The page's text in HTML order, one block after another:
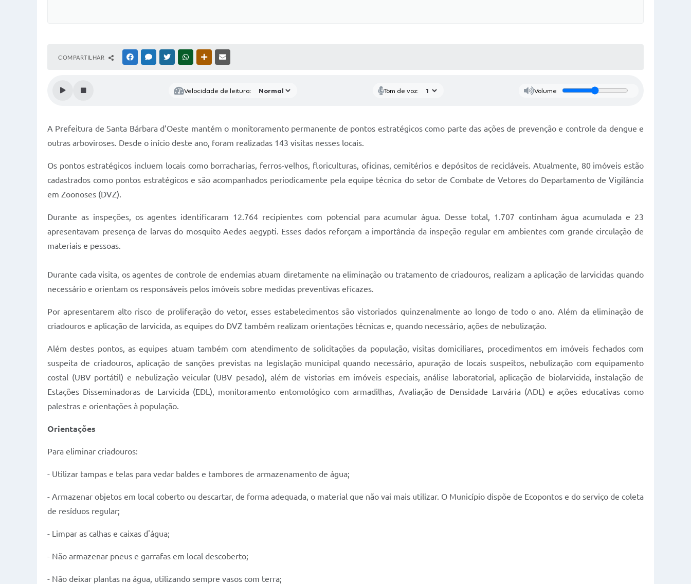
COMPARTILHAR FACEBOOKMESSENGER
TWITTERWHATSAPPOUTRAS MÍDIAS
Velocidade de leitura: Tom de voz: Volume
A Prefeitura de Santa Bárbara d’Oeste mantém o monitoramento permanente de pontos estratégicos como parte das ações de prevenção e controle da dengue e
outras arboviroses. Desde o início deste ano, foram realizadas 143 visitas nesses locais.
Os pontos estratégicos incluem locais como borracharias, ferros-velhos, floriculturas, oficinas, cemitérios e depósitos de recicláveis. Atualmente, 80 imóveis estão
cadastrados como pontos estratégicos e são acompanhados periodicamente pela equipe técnica do setor de Combate de Vetores do Departamento de Vigilância
em Zoonoses (DVZ).
Durante as inspeções, os agentes identificaram 12.764 recipientes com potencial para acumular água. Desse total, 1.707 continham água acumulada e 23
apresentavam presença de larvas do mosquito Aedes aegypti. Esses dados reforçam a importância da inspeção regular em ambientes com grande circulação de
materiais e pessoas.
Durante cada visita, os agentes de controle de endemias atuam diretamente na eliminação ou tratamento de criadouros, realizam a aplicação de larvicidas quando
necessário e orientam os responsáveis pelos imóveis sobre medidas preventivas eficazes.
Por apresentarem alto risco de proliferação do vetor, esses estabelecimentos são vistoriados quinzenalmente ao longo de todo o ano. Além da eliminação de
criadouros e aplicação de larvicida, as equipes do DVZ também realizam orientações técnicas e, quando necessário, ações de nebulização.
Além destes pontos, as equipes atuam também com atendimento de solicitações da população, visitas domiciliares, procedimentos em imóveis fechados com
suspeita de criadouros, aplicação de sanções previstas na legislação municipal quando necessário, apuração de locais suspeitos, nebulização com equipamento
costal (UBV portátil) e nebulização veicular (UBV pesado), além de vistorias em imóveis especiais, análise laboratorial, aplicação de biolarvicida, instalação de
Estações Disseminadoras de Larvicida (EDL), monitoramento entomológico com armadilhas, Avaliação de Densidade Larvária (ADL) e ações educativas como
palestras e orientações à população.
Orientações
Para eliminar criadouros:
- Utilizar tampas e telas para vedar baldes e tambores de armazenamento de água;
- Armazenar objetos em local coberto ou descartar, de forma adequada, o material que não vai mais utilizar. O Município dispõe de Ecopontos e do serviço de coleta
de resíduos regular;
- Limpar as calhas e caixas d'água;
- Não armazenar pneus e garrafas em local descoberto;
- Não deixar plantas na água, utilizando sempre vasos com terra;